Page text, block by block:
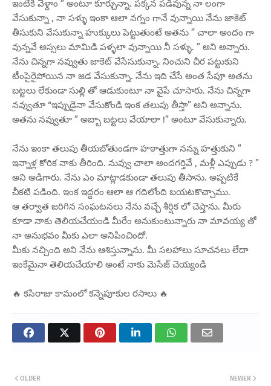
ఇంటికి వెళ్దాం ” అంటూ కూర్చున్నా. పక్కన పడివున్న నా లంగా
వేసుకున్నా , నా సళ్ళు ఇంకా ఆలా నగ్నం గానే వున్నాయి నేను జాకెట్
తీసుకుని వేసుకున్నా హుక్కులు పెట్టుతుంటే అతను ” చాలా అందం గా
వున్నవే అస్సలు మామిడి పళ్ళలా వున్నాయి నీ సళ్ళు. ” అని అన్నారు.
నేను చిన్నగా నవ్వుతు జాకెట్ వేసేసుకున్నా. నించుని చీర పట్టుకుని
టీంపైరైపోయిన నా జడ వేసుకున్నా. నేను ఇది చేసే అంత సేపూ అతను
బట్టలు లేకుండా సుల్లి తో ఆడుకుంటూ నా వైపే చూసారు. నేను చిన్నగా
నవ్వుతూ “ఇప్పుడైనా వేసుకోండి ఇంక తలుపు తీస్తా” అని అన్నాను.
అతను నవ్వుతూ ” అబ్బా బట్టలు వేయాలా !” అంటూ వేసుకున్నారు.
నేను ఇంకా తలుపు తీయబోతుండగా హఠాత్తుగా నన్ను హత్తుకుని ”
ఇన్నాళ్ల కోరిక నాకు తీరింది. నువ్వు చాలా అందగర్తివే , మళ్లీ ఎప్పుడు ? ”
అని అడిగారు. నేను ఎం మాట్లాడకుండా తలుపు తీసాను. అప్పటికే
చీకటి పడింది. ఇంక ఇద్దరం ఆలా ఆ గదిలోంది బయటకొచ్చాము.
ఆ తర్వాత జరిగిన సంఘటనలు నేను వచ్చే శీర్షిక లో చెప్తాను. మీరు
కూడా నాకు తెలియచేయండి మీరేం అనుకుంటున్నారు నా మావయ్య తో
నా అనుభవం మీకు ఎలా అనిపించిందో.
మీకు నచ్చింది అని నేను ఆశిస్తున్నాను. మీ సలహాలు సూచనలు లేదా
ఇంకేమైనా తెలియచేయాలి అంటే నాకు మెసేజ్ చెయ్యండి
🔥 కసిరాజు కామంలో కన్నెపూకుల రసాలు 🔥
NEWER
OLDER